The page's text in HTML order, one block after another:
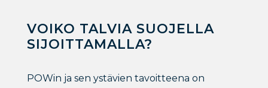
VOIKO TALVIA SUOJELLA
SIJOITTAMALLA?
POWin ja sen ystävien tavoitteena on